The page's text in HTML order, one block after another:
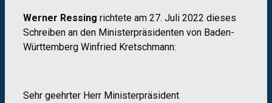
Werner Ressing richtete am 27. Juli 2022 dieses
Schreiben an den Ministerpräsidenten von Baden-
Württemberg Winfried Kretschmann:
Sehr geehrter Herr Ministerpräsident